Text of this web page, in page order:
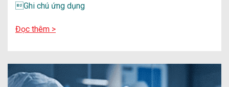
Ghi chú ứng dụng
Đọc thêm >